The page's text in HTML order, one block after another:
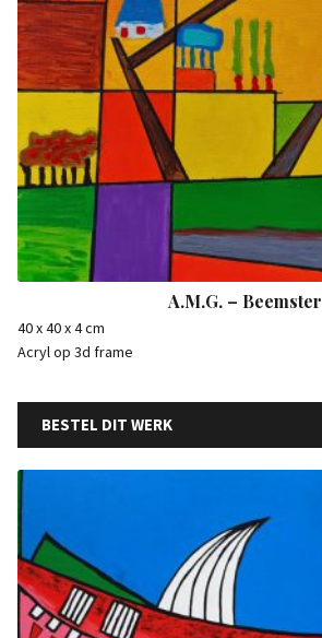
A.M.G. – Beemster
40 x 40 x 4 cm
Acryl op 3d frame
BESTEL DIT WERK